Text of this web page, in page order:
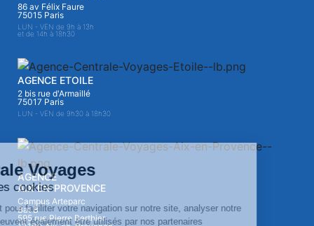
86 av Félix Faure
75015 Paris
LUN - VEN de 9h à 13h
et de 14h à 18h30
AGENCE ETOILE
2 bis rue d'Armaillé
75017 Paris
LUN - VEN de 9h30 à 18h30
AGENCE
AIX-EN-PROVENCE
Campus Arteparc
Bat B
595 rue Pierre Berthier